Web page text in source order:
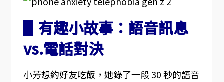
▋有趣小故事：語音訊息
vs.電話對決
小芳想約好友吃飯，她錄了一段 30 秒的語音